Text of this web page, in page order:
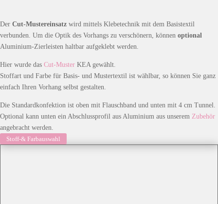
Der Cut-Mustereinsatz wird mittels Klebetechnik mit dem Basistextil
verbunden. Um die Optik des Vorhangs zu verschönern, können optional
Aluminium-Zierleisten haltbar aufgeklebt werden.
Hier wurde das Cut-Muster KEA gewählt.
Stoffart und Farbe für Basis- und Mustertextil ist wählbar, so können Sie ganz
einfach Ihren Vorhang selbst gestalten.
Die Standardkonfektion ist oben mit Flauschband und unten mit 4 cm Tunnel.
Optional kann unten ein Abschlussprofil aus Aluminium aus unserem Zubehör
angebracht werden.
Stoff-& Farbauswahl